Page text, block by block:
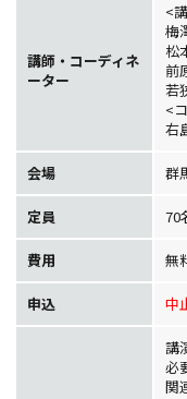
講師・コーディネ
ーター
<
梅
松
前
若
<
右
会場 群
定員 70
費用 無
申込 中
講
必
関